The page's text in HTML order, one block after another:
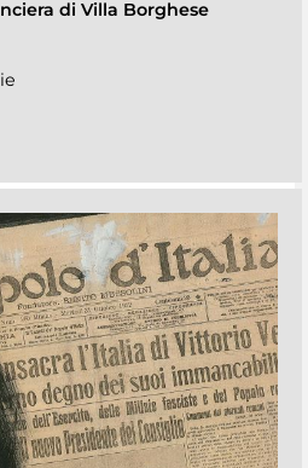
di Villa Borghese